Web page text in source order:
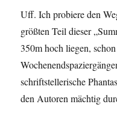
Uff. Ich probiere den
größten Teil dieser
350m hoch liegen,
schriftstellerische
den Autoren mächtig